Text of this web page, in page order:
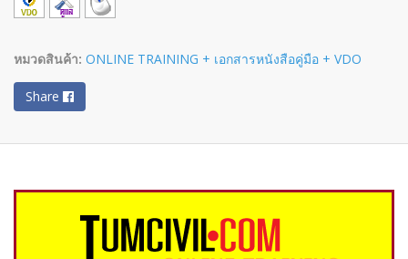
หมวดสินค้า: ONLINE TRAINING + เอกสารหนังสือคู่มือ + VDO
Share